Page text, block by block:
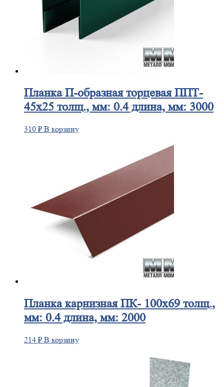
ПланкаП-образная торцевая ППТ-
45х25 толщ., мм: 0.4 длина, мм: 3000
310 ₽ В корзину
Планкакарнизная ПК- 100х69 толщ.,
мм: 0.4 длина, мм: 2000
214 ₽ В корзину